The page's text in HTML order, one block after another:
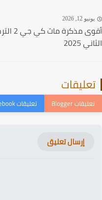
12, 2026
أقوى مذكرة ماث كي جي 2 الترم
2025
إرسال تعليق